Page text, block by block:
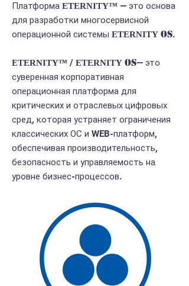
Платформа ETERNITY™ — это основа
для разработки многосервисной
операционной системы ETERNITY OS.
ETERNITY™ / ETERNITY OS— это
суверенная корпоративная
операционная платформа для
критических и отраслевых цифровых
сред, которая устраняет ограничения
классических ОС и WEB-платформ,
обеспечивая производительность,
безопасность и управляемость на
уровне бизнес-процессов.